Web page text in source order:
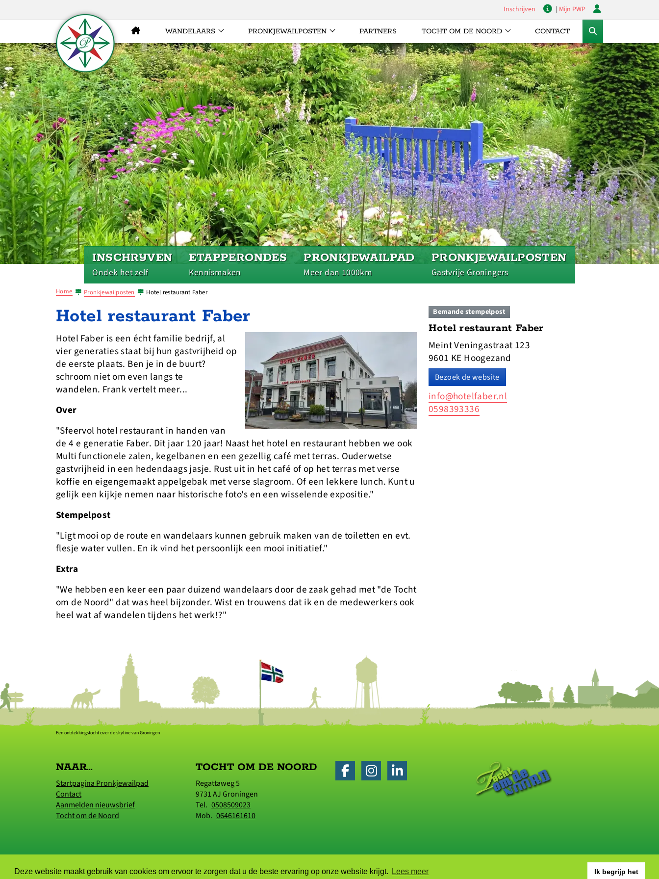
Deze website maakt gebruik van cookies om ervoor te zorgen dat u de beste ervaring op onze website krijgt. Lees meer Ik begrijp het
Inschrijven | Mijn PWP
WANDELAARS PRONKJEWAILPOSTEN PARTNERS TOCHT OM DE NOORD CONTACT
INSCHRIJVEN
Ondek het zelf
ETAPPERONDES
Kennismaken
PRONKJEWAILPAD
Meer dan 1000km
PRONKJEWAILPOSTEN
Gastvrije Groningers
Home Pronkjewailposten Hotel restaurant Faber
Hotel restaurant Faber
Hotel Faber is een écht familie bedrijf, al
vier generaties staat bij hun gastvrijheid op
de eerste plaats. Ben je in de buurt?
schroom niet om even langs te
wandelen. Frank vertelt meer...
Over
"Sfeervol hotel restaurant in handen van
de 4 e generatie Faber. Dit jaar 120 jaar! Naast het hotel en restaurant hebben we ook
Multi functionele zalen, kegelbanen en een gezellig café met terras. Ouderwetse
gastvrijheid in een hedendaags jasje. Rust uit in het café of op het terras met verse
koffie en eigengemaakt appelgebak met verse slagroom. Of een lekkere lunch. Kunt u
gelijk een kijkje nemen naar historische foto's en een wisselende expositie."
Stempelpost
"Ligt mooi op de route en wandelaars kunnen gebruik maken van de toiletten en evt.
flesje water vullen. En ik vind het persoonlijk een mooi initiatief."
Extra
"We hebben een keer een paar duizend wandelaars door de zaak gehad met "de Tocht
om de Noord" dat was heel bijzonder. Wist en trouwens dat ik en de medewerkers ook
heel wat af wandelen tijdens het werk!?"
Bemande stempelpost
Hotel restaurant Faber
Meint Veningastraat 123
9601 KE Hoogezand
Bezoek de website
info@hotelfaber.nl
0598393336
Een ontdekkingstocht over de skyline van Groningen
NAAR...
Startpagina Pronkjewailpad
Contact
Aanmelden nieuwsbrief
Tocht om de Noord
TOCHT OM DE NOORD
Regattaweg 5
9731 AJGroningen
Tel. 0508509023
Mob. 0646161610